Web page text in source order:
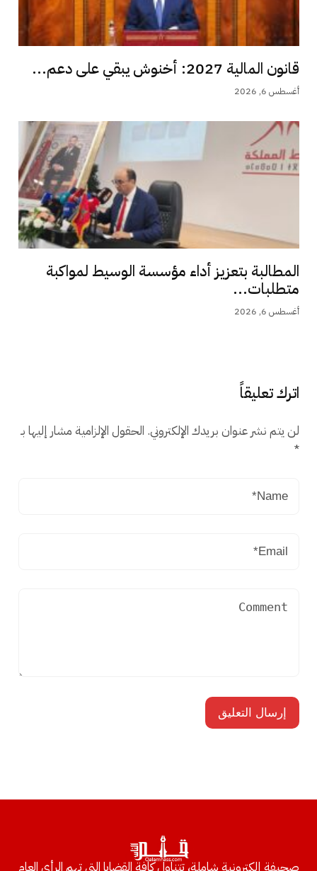
قانون المالية 2027: أخنوش يبقي على دعم...
أغسطس 6, 2026
المطالبة بتعزيز أداء مؤسسة الوسيط لمواكبة
متطلبات...
أغسطس 6, 2026
اترك تعليقاً
لن يتم نشر عنوان بريدك الإلكتروني. الحقول الإلزامية مشار إليها بـ
*
صحيفة إلكترونية شاملة، تتناول كافة القضايا التي تهم الرأي العام